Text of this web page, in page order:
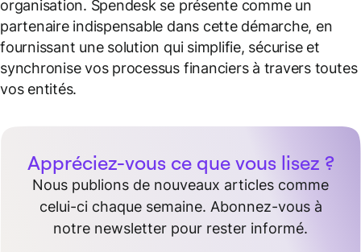
organisation. Spendesk se présente comme un
partenaire indispensable dans cette démarche, en
fournissant une solution qui simplifie, sécurise et
synchronise vos processus financiers à travers toutes
vos entités.
Appréciez-vous ce que vous lisez ?
Nous publions de nouveaux articles comme
celui-ci chaque semaine. Abonnez-vous à
notre newsletter pour rester informé.